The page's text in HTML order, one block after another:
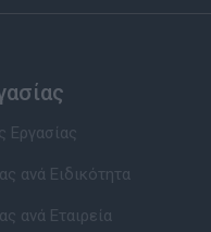
Εργασίας
ανά Ειδικότητα
ανά Εταιρεία